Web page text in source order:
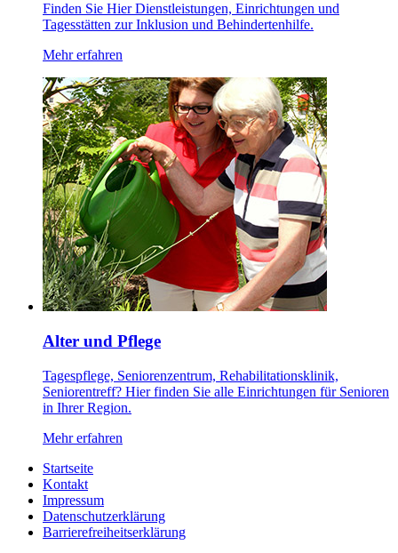
Finden Sie Hier Dienstleistungen, Einrichtungen und
Tagesstätten zur Inklusion und Behindertenhilfe.
Mehr erfahren
Alter und Pflege
Tagespflege, Seniorenzentrum, Rehabilitationsklinik,
Seniorentreff? Hier finden Sie alle Einrichtungen für Senioren
in Ihrer Region.
Mehr erfahren
Startseite
Kontakt
Impressum
Datenschutzerklärung
Barrierefreiheitserklärung